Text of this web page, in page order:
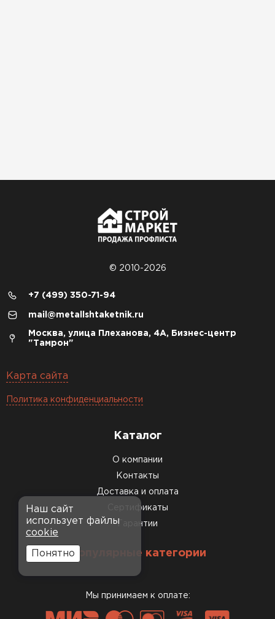
© 2010-2026
+7 (499) 350-71-94
mail@metallshtaketnik.ru
Москва, улица Плеханова, 4А, Бизнес-центр
"Тамрон"
Карта сайта
Политика конфиденциальности
Каталог
О компании
Контакты
Доставка и оплата
Сертификаты
Гарантии
Популярные категории
Мы принимаем к оплате:
Наш сайт
использует файлы
cookie
Понятно